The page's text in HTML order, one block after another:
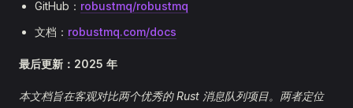
GitHub： robustmq/robustmq
文档： robustmq.com/docs
最后更新：2025 年
本文档旨在客观对比两个优秀的 Rust 消息队列项目。两者定位